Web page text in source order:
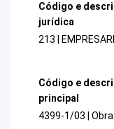
Código e
jurídica
213 |
Código e
principal
4399-1/03 |